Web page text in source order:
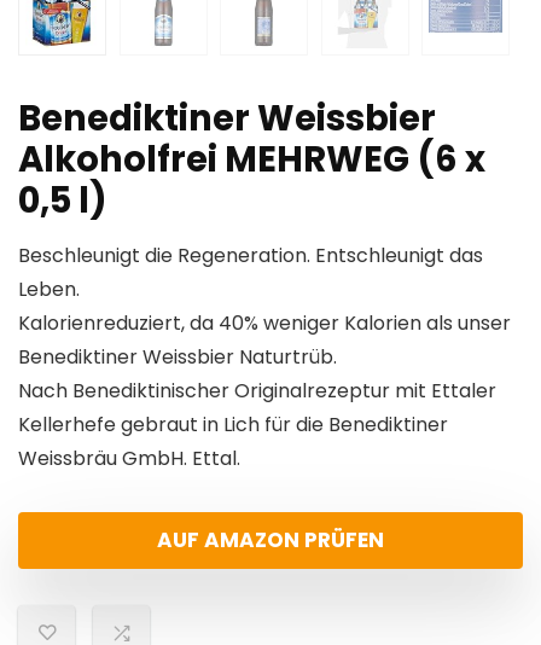
Benediktiner Weissbier
Alkoholfrei MEHRWEG (6 x
0,5 l)
Beschleunigt die Regeneration. Entschleunigt das
Leben.
Kalorienreduziert, da 40% weniger Kalorien als unser
Benediktiner Weissbier Naturtrüb.
Nach Benediktinischer Originalrezeptur mit Ettaler
Kellerhefe gebraut in Lich für die Benediktiner
Weissbräu GmbH. Ettal.
AUF AMAZON PRÜFEN